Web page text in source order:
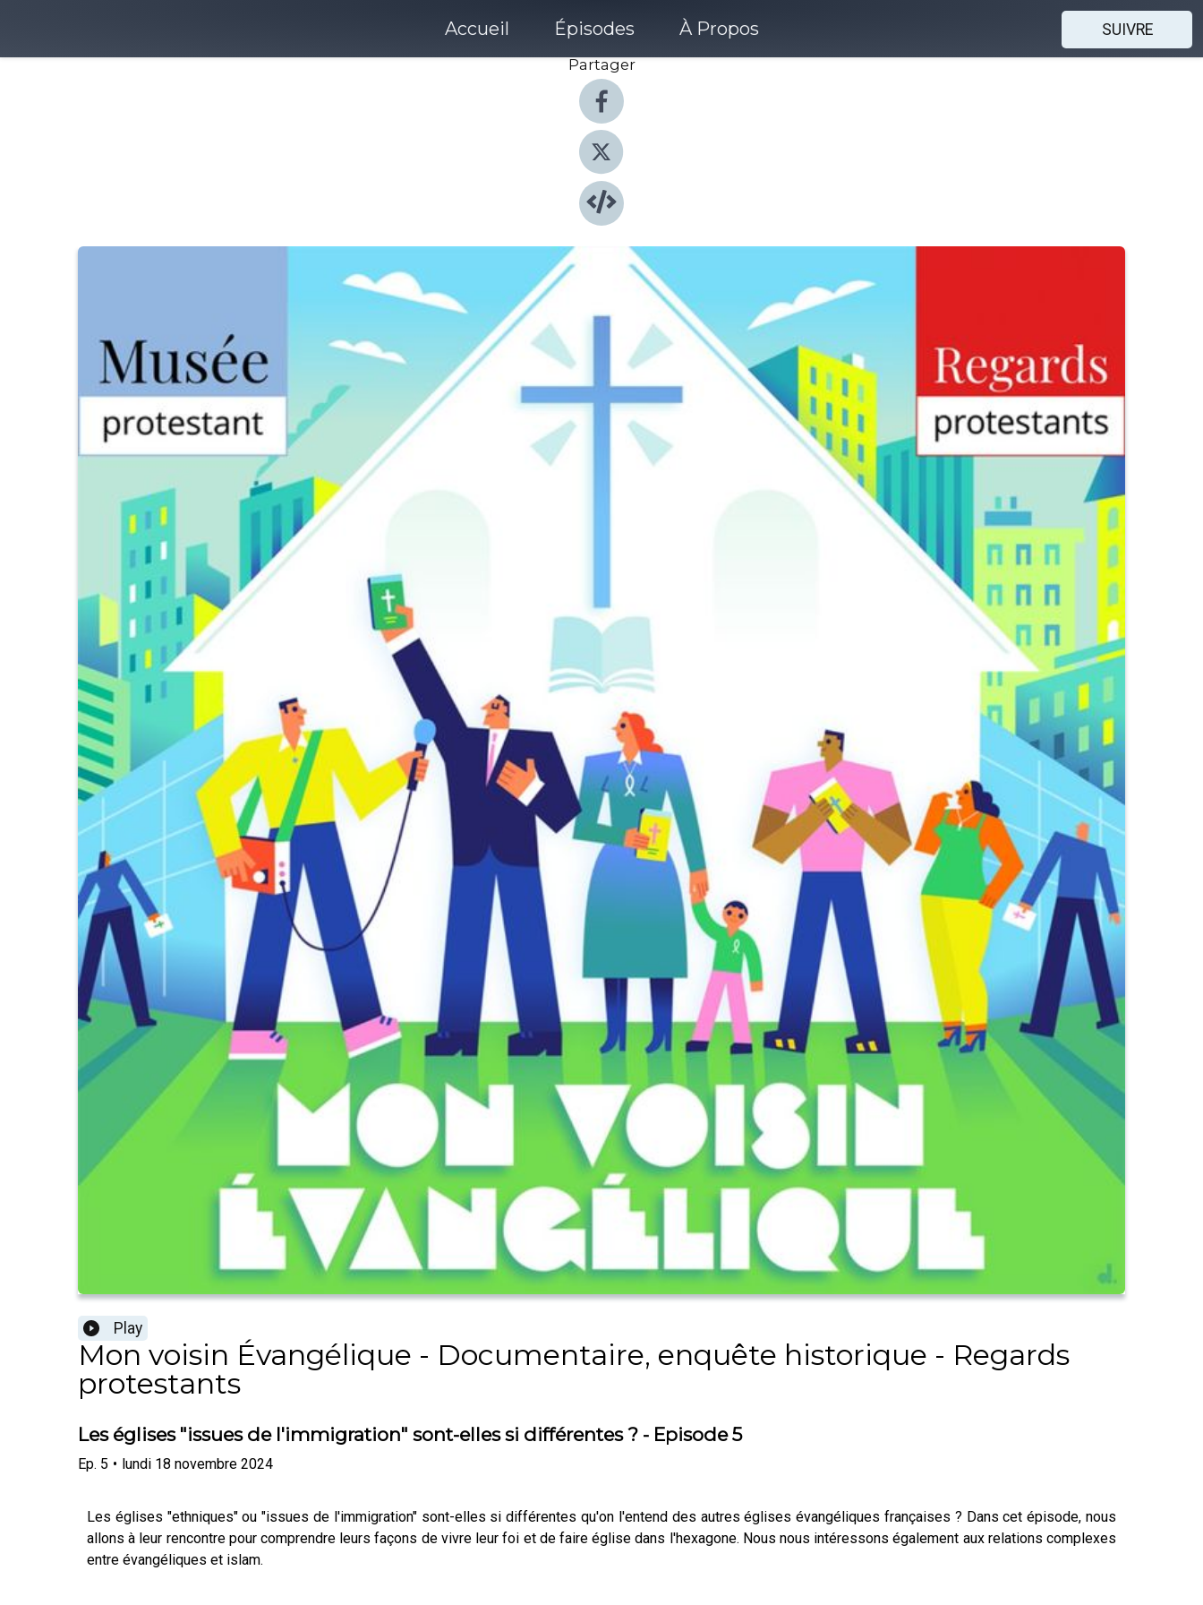
Accueil Épisodes À Propos
SUIVRE
Partager
Play
Mon voisin Évangélique - Documentaire, enquête historique - Regards
protestants
Les églises "issues de l'immigration" sont-elles si différentes ? - Episode 5
Ep. 5 • lundi 18 novembre 2024
Les églises "ethniques" ou "issues de l'immigration" sont-elles si différentes qu'on l'entend des autres églises évangéliques françaises ? Dans cet épisode, nous
allons à leur rencontre pour comprendre leurs façons de vivre leur foi et de faire église dans l'hexagone. Nous nous intéressons également aux relations complexes
entre évangéliques et islam.